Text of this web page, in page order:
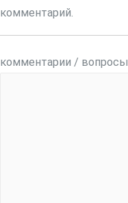
комментарий.
комментарии / вопросы